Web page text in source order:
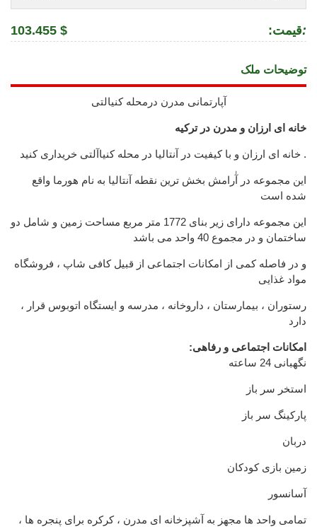
:قیمت:
103.455 $
توضیحات ملک
آپارتمانی مدرن درمحله کنیالتی
خانه ای ارزان و مدرن در ترکیه
خانه ای ارزان و با کیفیت در آنتالیا در محله کنیاآلتی خریداری کنید .
این مجموعه در آٰرامش بخش ترین نقطه آنتالیا به نام هورما واقع
شده است
این مجموعه دارای زیر بنای 1772 متر مربع مساحت زمین و شامل دو
ساختمان و در مجموع 40 واحد می باشد
و در فاصله کمی از امکانات اجتماعی از قبیل کافی شاپ ، فروشگاه
مواد غذایی
، رستوران ، بیمارستان ، داروخانه ، مدرسه و ایستگاه اتوبوس قرار
دارد
:امکانات اجتماعی و رفاهی
نگهبانی 24 ساعته
استخر سر باز
پارکینگ سر باز
دربان
زمین بازی کودکان
آسانسور
تمامی واحد ها مجهز به آشپزخانه ای مدرن ، کرکره برای پنجره ها ،